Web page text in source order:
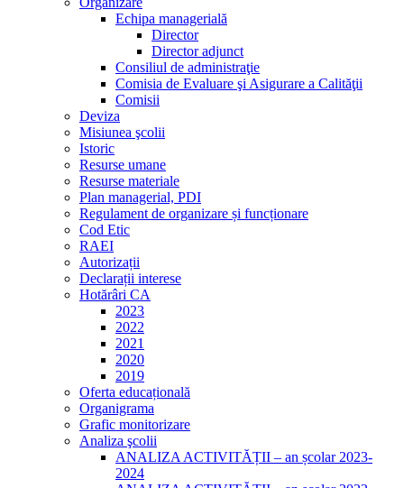
Echipa managerială
Director
Director adjunct
Consiliul de administraţie
Comisia de Evaluare şi Asigurare a Calităţii
Comisii
Deviza
Misiunea şcolii
Istoric
Resurse umane
Resurse materiale
Plan managerial, PDI
Regulament de organizare și funcționare
Cod Etic
RAEI
Autorizații
Declarații interese
Hotărâri CA
2023
2022
2021
2020
2019
Oferta educațională
Organigrama
Grafic monitorizare
Analiza şcolii
ANALIZA ACTIVITĂȚII – an școlar 2023-
2024